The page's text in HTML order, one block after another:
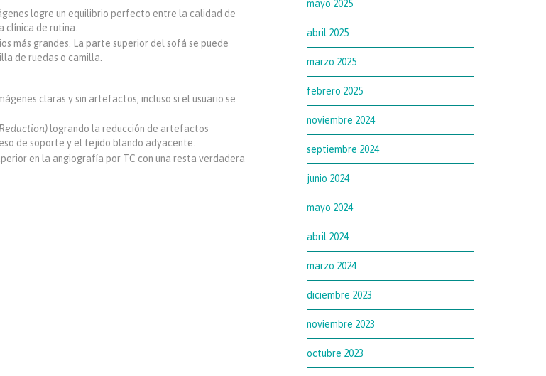
logre un equilibrio perfecto entre la calidad de
clínica de rutina.
más grandes. La parte superior del sofá se puede
de ruedas o camilla.
claras y sin artefactos, incluso si el usuario se
logrando la reducción de artefactos
de soporte y el tejido blando adyacente.
en la angiografía por TC con una resta verdadera
mayo 2025
abril 2025
marzo 2025
febrero 2025
noviembre 2024
septiembre 2024
junio 2024
mayo 2024
abril 2024
marzo 2024
diciembre 2023
noviembre 2023
octubre 2023